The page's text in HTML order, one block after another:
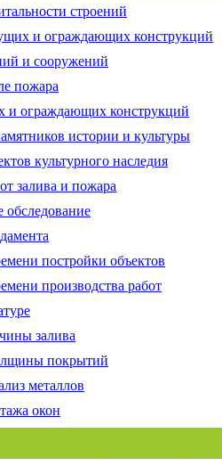
строений
и ограждающих конструкций
и сооружений
пожара
и ограждающих конструкций
истории и культуры
культурного наследия
залива и пожара
обследование
постройки объектов
производства работ
залива
покрытий
металлов
окон